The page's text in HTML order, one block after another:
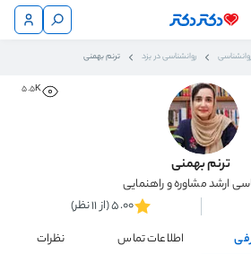
روانشناسی روانشناسی در یزد ترنم بهمنی
5.5K
ترنم بهمنی
ارشد مشاوره و راهنمایی
5.00 (از 11 نظر)
اطلاعات تماس نظرات